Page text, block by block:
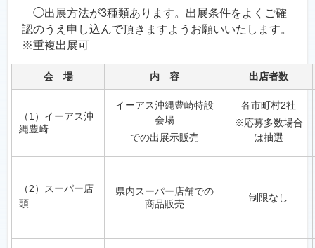
◯出展方法が3種類あります。出展条件をよくご確
認のうえ申し込んで頂きますようお願いいたします。
※重複出展可
会 場 内 容 出店者数
（1）イーアス沖
縄豊崎
イーアス沖縄豊崎特設
会場
での出展示販売
各市町村2社
※応募多数場合
は抽選
（2）スーパー店
頭
県内スーパー店舗での
商品販売
制限なし